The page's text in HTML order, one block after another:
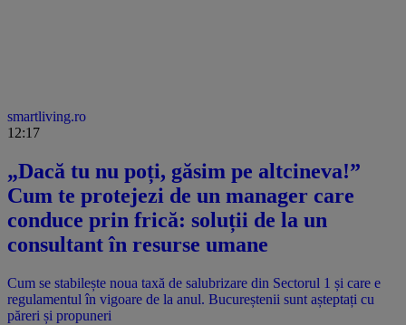
smartliving.ro
12:17
„Dacă tu nu poți, găsim pe altcineva!”
Cum te protejezi de un manager care
conduce prin frică: soluții de la un
consultant în resurse umane
Cum se stabilește noua taxă de salubrizare din Sectorul 1 și care e
regulamentul în vigoare de la anul. Bucureștenii sunt așteptați cu
păreri și propuneri